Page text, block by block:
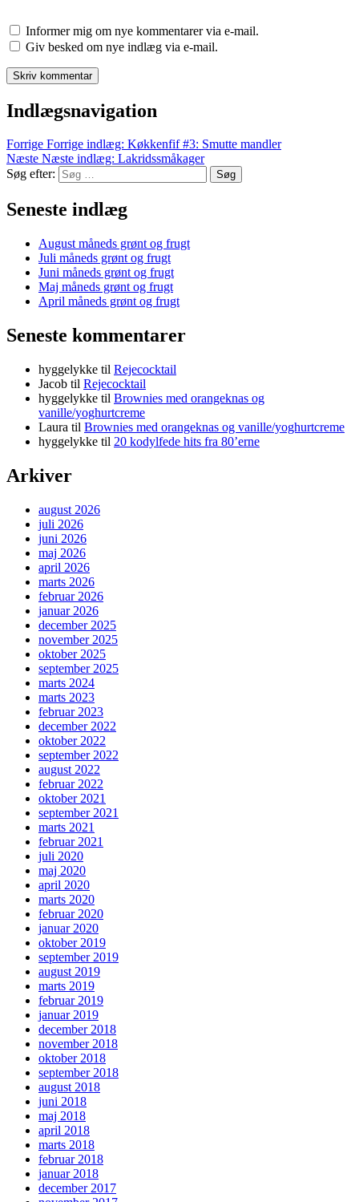
Informer mig om nye kommentarer via e-mail.
Giv besked om nye indlæg via e-mail.
Indlægsnavigation
Forrige Forrige indlæg: Køkkenfif #3: Smutte mandler
Næste Næste indlæg: Lakridssmåkager
Søg efter:
Søg
Seneste indlæg
August måneds grønt og frugt
Juli måneds grønt og frugt
Juni måneds grønt og frugt
Maj måneds grønt og frugt
April måneds grønt og frugt
Seneste kommentarer
hyggelykke til Rejecocktail
Jacob til Rejecocktail
hyggelykke til Brownies med orangeknas og
vanille/yoghurtcreme
Laura til Brownies med orangeknas og vanille/yoghurtcreme
hyggelykke til 20 kodylfede hits fra 80’erne
Arkiver
august 2026
juli 2026
juni 2026
maj 2026
april 2026
marts 2026
februar 2026
januar 2026
december 2025
november 2025
oktober 2025
september 2025
marts 2024
marts 2023
februar 2023
december 2022
oktober 2022
september 2022
august 2022
februar 2022
oktober 2021
september 2021
marts 2021
februar 2021
juli 2020
maj 2020
april 2020
marts 2020
februar 2020
januar 2020
oktober 2019
september 2019
august 2019
marts 2019
februar 2019
januar 2019
december 2018
november 2018
oktober 2018
september 2018
august 2018
juni 2018
maj 2018
april 2018
marts 2018
februar 2018
januar 2018
december 2017